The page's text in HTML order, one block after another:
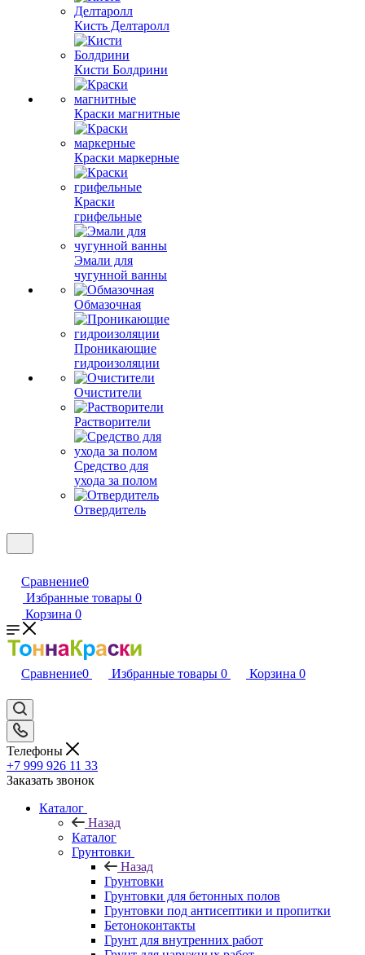
Кисть Делтаролл
Кисти Болдрини
Краски магнитные
Краски маркерные
Краски
грифельные
Эмали для
чугунной ванны
Обмазочная
Проникающие
гидроизоляции
Очистители
Растворители
Средство для
ухода за полом
Отвердитель
Сравнение0
Избранные товары 0
Корзина 0
Сравнение0 Избранные товары 0 Корзина 0
Телефоны
+7 999 926 11 33
Заказать звонок
Каталог
Назад
Каталог
Грунтовки
Назад
Грунтовки
Грунтовки для бетонных полов
Грунтовки под антисептики и пропитки
Бетоноконтакты
Грунт для внутренних работ